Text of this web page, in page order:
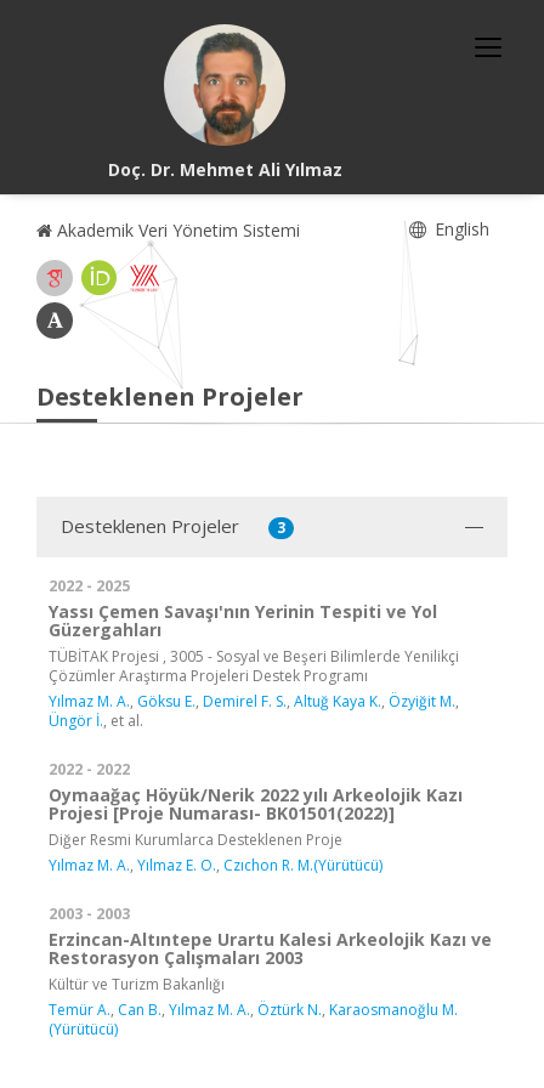
Doç. Dr. Mehmet Ali Yılmaz
Akademik Veri Yönetim Sistemi English
Desteklenen Projeler
Desteklenen Projeler 3
2022 - 2025
Yassı Çemen Savaşı'nın Yerinin Tespiti ve Yol
Güzergahları
TÜBİTAK Projesi , 3005 - Sosyal ve Beşeri Bilimlerde Yenilikçi
Çözümler Araştırma Projeleri Destek Programı
Yılmaz M. A., Göksu E., Demirel F. S., Altuğ Kaya K., Özyiğit M.,
Üngör İ., et al.
2022 - 2022
Oymaağaç Höyük/Nerik 2022 yılı Arkeolojik Kazı
Projesi [Proje Numarası- BK01501(2022)]
Diğer Resmi Kurumlarca Desteklenen Proje
Yılmaz M. A., Yılmaz E. O., Czıchon R. M.(Yürütücü)
2003 - 2003
Erzincan-Altıntepe Urartu Kalesi Arkeolojik Kazı ve
Restorasyon Çalışmaları 2003
Kültür ve Turizm Bakanlığı
Temür A., Can B., Yılmaz M. A., Öztürk N., Karaosmanoğlu M.
(Yürütücü)